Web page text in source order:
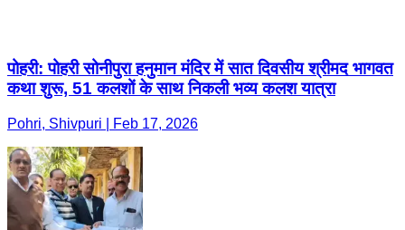
पोहरी: पोहरी सोनीपुरा हनुमान मंदिर में सात दिवसीय श्रीमद भागवत
कथा शुरू, 51 कलशों के साथ निकली भव्य कलश यात्रा
Pohri, Shivpuri | Feb 17, 2026